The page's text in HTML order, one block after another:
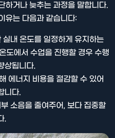
하거나 늦추는 과정을 말합니다.
유는 다음과 같습니다:
실내 온도를 일정하게 유지하는
도에서 수업을 진행할 경우 수행
상됩니다.
에너지 비용을 절감할 수 있어
니다.
소음을 줄여주어, 보다 집중할
.